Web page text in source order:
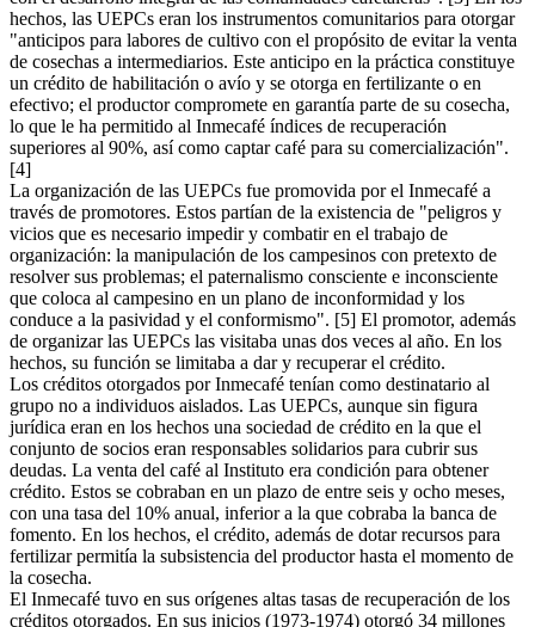
hechos, las UEPCs eran los instrumentos comunitarios para otorgar
"anticipos para labores de cultivo con el propósito de evitar la venta
de cosechas a intermediarios. Este anticipo en la práctica constituye
un crédito de habilitación o avío y se otorga en fertilizante o en
efectivo; el productor compromete en garantía parte de su cosecha,
lo que le ha permitido al Inmecafé índices de recuperación
superiores al 90%, así como captar café para su comercialización".
[4]
La organización de las UEPCs fue promovida por el Inmecafé a
través de promotores. Estos partían de la existencia de "peligros y
vicios que es necesario impedir y combatir en el trabajo de
organización: la manipulación de los campesinos con pretexto de
resolver sus problemas; el paternalismo consciente e inconsciente
que coloca al campesino en un plano de inconformidad y los
conduce a la pasividad y el conformismo". [5] El promotor, además
de organizar las UEPCs las visitaba unas dos veces al año. En los
hechos, su función se limitaba a dar y recuperar el crédito.
Los créditos otorgados por Inmecafé tenían como destinatario al
grupo no a individuos aislados. Las UEPCs, aunque sin figura
jurídica eran en los hechos una sociedad de crédito en la que el
conjunto de socios eran responsables solidarios para cubrir sus
deudas. La venta del café al Instituto era condición para obtener
crédito. Estos se cobraban en un plazo de entre seis y ocho meses,
con una tasa del 10% anual, inferior a la que cobraba la banca de
fomento. En los hechos, el crédito, además de dotar recursos para
fertilizar permitía la subsistencia del productor hasta el momento de
la cosecha.
El Inmecafé tuvo en sus orígenes altas tasas de recuperación de los
créditos otorgados. En sus inicios (1973-1974) otorgó 34 millones